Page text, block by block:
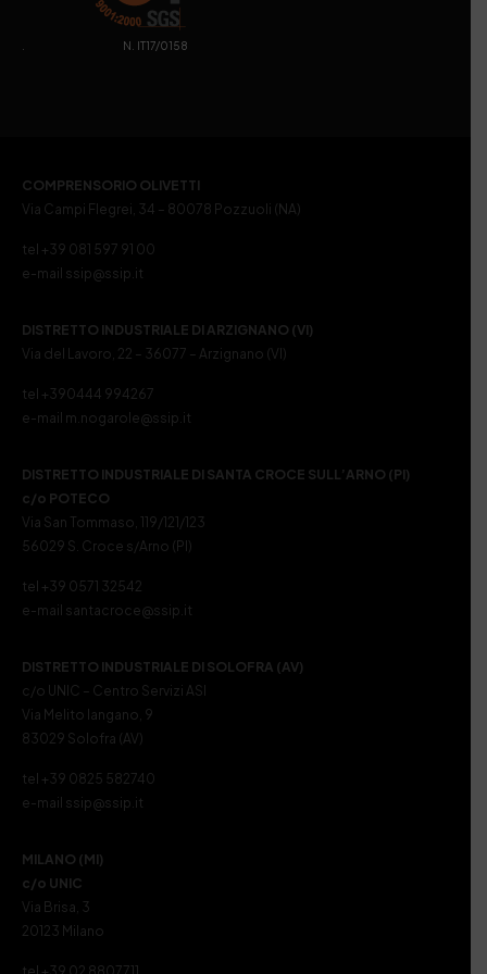
. N. IT17/0158
COMPRENSORIO OLIVETTI
Via Campi Flegrei, 34 – 80078 Pozzuoli (NA)
tel +39 081 597 91 00
e-mail ssip@ssip.it
DISTRETTO INDUSTRIALE DI ARZIGNANO (VI)
Via del Lavoro, 22 – 36077 – Arzignano (VI)
tel +390444 994267
e-mail m.nogarole@ssip.it
DISTRETTO INDUSTRIALE DI SANTA CROCE SULL’ARNO (PI)
c/o POTECO
Via San Tommaso, 119/121/123
56029 S. Croce s/Arno (PI)
tel +39 0571 32542
e-mail santacroce@ssip.it
DISTRETTO INDUSTRIALE DI SOLOFRA (AV)
c/o UNIC – Centro Servizi ASI
Via Melito Iangano, 9
83029 Solofra (AV)
tel +39 0825 582740
e-mail ssip@ssip.it
MILANO (MI)
c/o UNIC
Via Brisa, 3
20123 Milano